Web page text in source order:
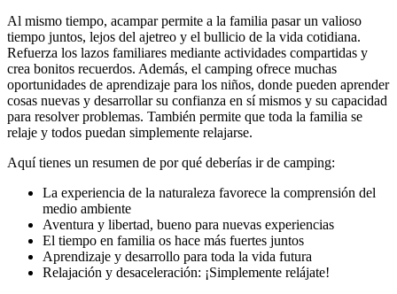
Al mismo tiempo, acampar permite a la familia pasar un valioso
tiempo juntos, lejos del ajetreo y el bullicio de la vida cotidiana.
Refuerza los lazos familiares mediante actividades compartidas y
crea bonitos recuerdos. Además, el camping ofrece muchas
oportunidades de aprendizaje para los niños, donde pueden aprender
cosas nuevas y desarrollar su confianza en sí mismos y su capacidad
para resolver problemas. También permite que toda la familia se
relaje y todos puedan simplemente relajarse.
Aquí tienes un resumen de por qué deberías ir de camping:
La experiencia de la naturaleza favorece la comprensión del
medio ambiente
Aventura y libertad, bueno para nuevas experiencias
El tiempo en familia os hace más fuertes juntos
Aprendizaje y desarrollo para toda la vida futura
Relajación y desaceleración: ¡Simplemente relájate!